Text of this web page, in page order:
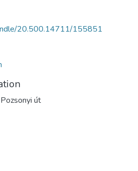
20.500.14711/155851
út